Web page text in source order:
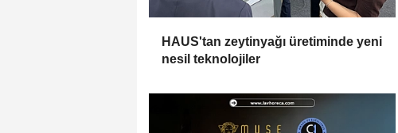
HAUS'tan zeytinyağı üretiminde yeni
nesil teknolojiler